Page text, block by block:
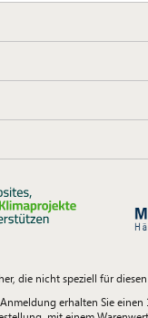
die nicht speziell für
erhalten Sie